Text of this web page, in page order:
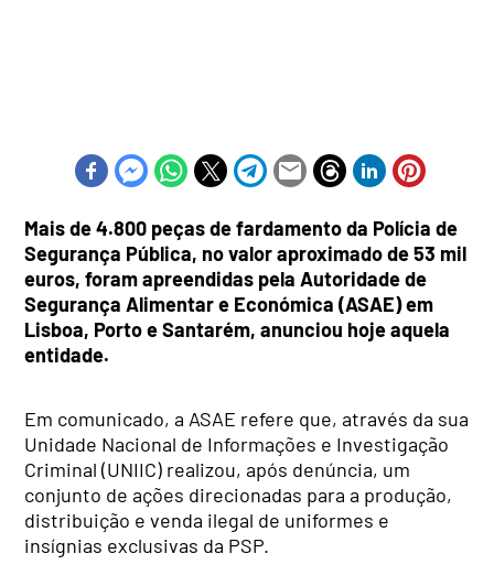
Mais de 4.800 peças de fardamento da Polícia de
Segurança Pública, no valor aproximado de 53 mil
euros, foram apreendidas pela Autoridade de
Segurança Alimentar e Económica (ASAE) em
Lisboa, Porto e Santarém, anunciou hoje aquela
entidade.
Em comunicado, a ASAE refere que, através da sua
Unidade Nacional de Informações e Investigação
Criminal (UNIIC) realizou, após denúncia, um
conjunto de ações direcionadas para a produção,
distribuição e venda ilegal de uniformes e
insígnias exclusivas da PSP.